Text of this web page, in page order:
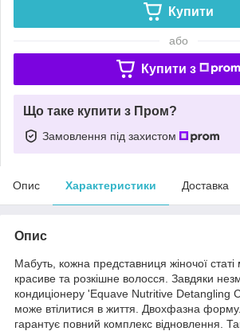
Купити
або
Купити з
Що таке купити з Пром?
Замовлення під захистом
Опис Характеристики Доставка
Опис
Мабуть, кожна представниця жіночої статі
красиве та розкішне волосся. Завдяки
кондиціонеру 'Equave Nutritive Detangling
може втілитися в життя. Двохфазна
гарантує повний комплекс відновлення.